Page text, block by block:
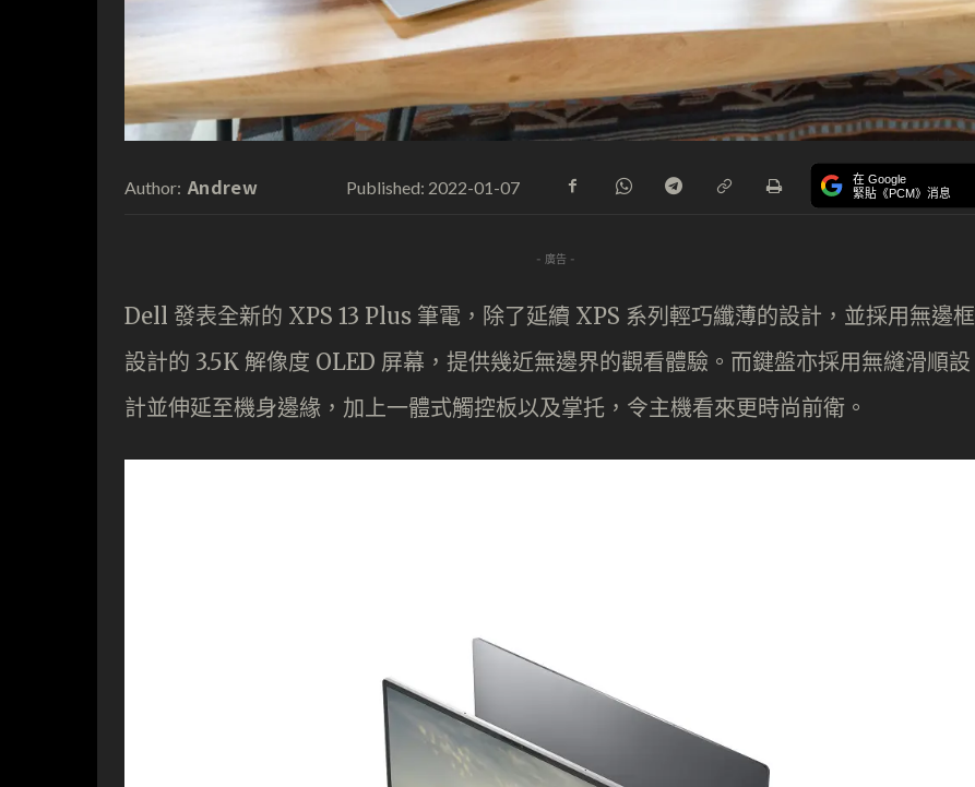
Author: Andrew Published: 2022-01-07 在 Google
緊貼《PCM》消息
- 廣告 -
Dell 發表全新的 XPS 13 Plus 筆電，除了延續 XPS 系列輕巧纖薄的設計，並採用無邊框
設計的 3.5K 解像度 OLED 屏幕，提供幾近無邊界的觀看體驗。而鍵盤亦採用無縫滑順設
計並伸延至機身邊緣，加上一體式觸控板以及掌托，令主機看來更時尚前衛。